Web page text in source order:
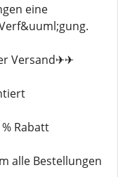
eine
Versand✈✈
Rabatt
alle Bestellungen